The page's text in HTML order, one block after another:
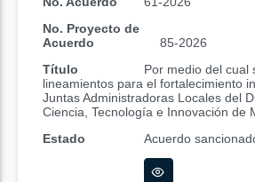
No. Proyecto de
Acuerdo
85-2026
Título
Por medio del cual
lineamientos para el fortalecimiento
Juntas Administradoras Locales del
Ciencia, Tecnología e Innovación de
Estado
Acuerdo